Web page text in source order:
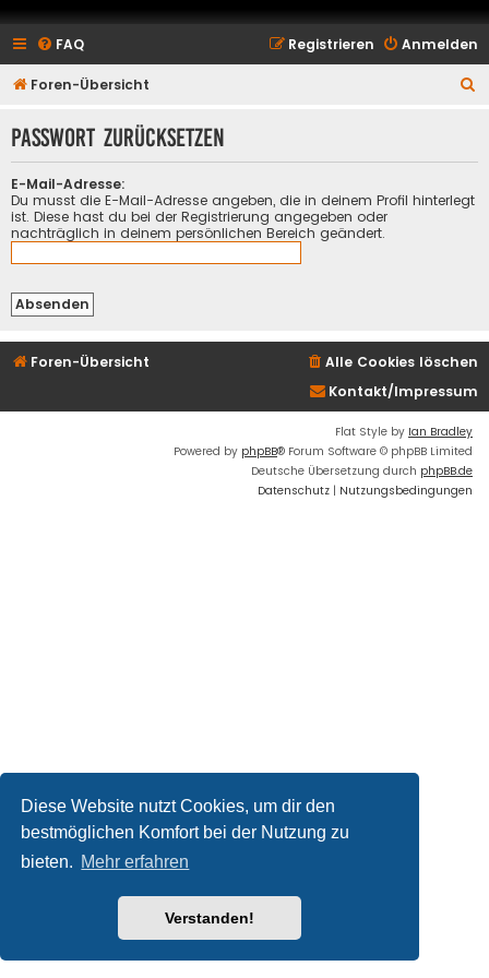
Diese Website nutzt Cookies, um dir den
bestmöglichen Komfort bei der Nutzung zu
bieten. Mehr erfahren
Verstanden!
FAQ Anmelden
Registrieren
Foren-Übersicht
h
Passwort zurücksetzen
E-Mail-Adresse:
Du musst die E-Mail-Adresse angeben, die in deinem Profil hinterlegt
ist. Diese hast du bei der Registrierung angegeben oder
nachträglich in deinem persönlichen Bereich geändert.
Foren-Übersicht
Alle Cookies löschen
Kontakt/Impressum
Flat Style by Ian Bradley
Powered by phpBB® Forum Software © phpBB Limited
Deutsche Übersetzung durch phpBB.de
Datenschutz | Nutzungsbedingungen